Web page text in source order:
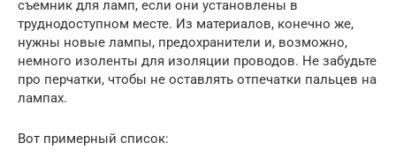
съемник для ламп, если они установлены в
труднодоступном месте. Из материалов, конечно же,
нужны новые лампы, предохранители и, возможно,
немного изоленты для изоляции проводов. Не забудьте
про перчатки, чтобы не оставлять отпечатки пальцев на
лампах.
Вот примерный список: